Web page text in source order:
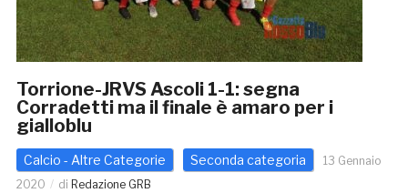
Torrione-JRVS Ascoli 1-1: segna
Corradetti ma il finale è amaro per i
gialloblu
Calcio - Altre Categorie Seconda categoria
13 Gennaio
2020
di Redazione GRB